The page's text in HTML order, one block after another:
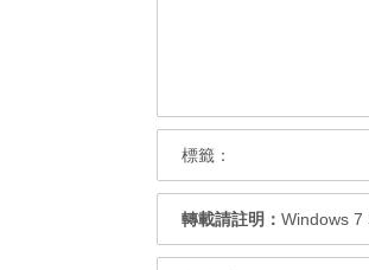
標籤：
轉載請註明： Windows 7